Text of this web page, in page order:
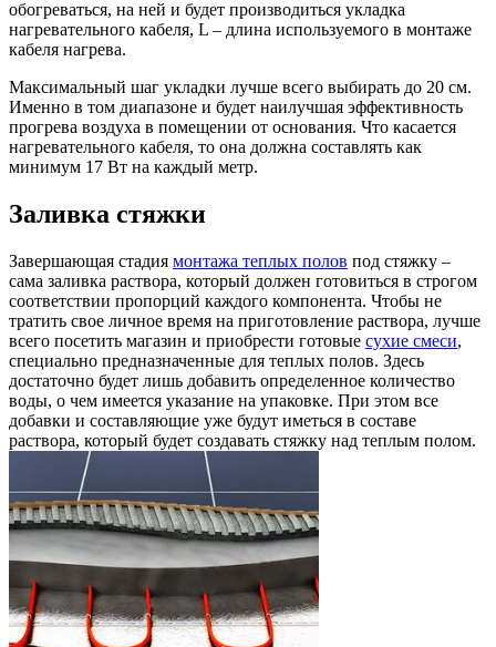
обогреваться, на ней и будет производиться укладка
нагревательного кабеля, L – длина используемого в монтаже
кабеля нагрева.
Максимальный шаг укладки лучше всего выбирать до 20 см.
Именно в том диапазоне и будет наилучшая эффективность
прогрева воздуха в помещении от основания. Что касается
нагревательного кабеля, то она должна составлять как
минимум 17 Вт на каждый метр.
Заливка стяжки
Завершающая стадия монтажа теплых полов под стяжку –
сама заливка раствора, который должен готовиться в строгом
соответствии пропорций каждого компонента. Чтобы не
тратить свое личное время на приготовление раствора, лучше
всего посетить магазин и приобрести готовые сухие смеси,
специально предназначенные для теплых полов. Здесь
достаточно будет лишь добавить определенное количество
воды, о чем имеется указание на упаковке. При этом все
добавки и составляющие уже будут иметься в составе
раствора, который будет создавать стяжку над теплым полом.